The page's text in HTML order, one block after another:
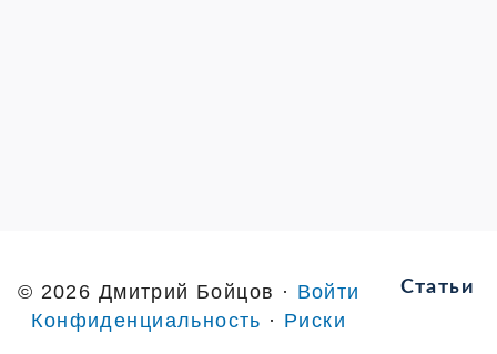
Статьи
© 2026 Дмитрий Бойцов · Войти
Конфиденциальность · Риски